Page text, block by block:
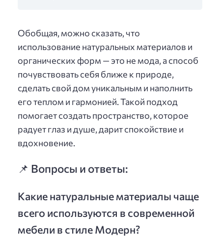
Обобщая, можно сказать, что
использование натуральных материалов и
органических форм — это не мода, а способ
почувствовать себя ближе к природе,
сделать свой дом уникальным и наполнить
его теплом и гармонией. Такой подход
помогает создать пространство, которое
радует глаз и душе, дарит спокойствие и
вдохновение.
📌 Вопросы и ответы:
Какие натуральные материалы чаще
всего используются в современной
мебели в стиле Модерн?